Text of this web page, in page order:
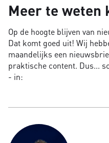
Meer te weten
Op de hoogte blijven van
Dat komt goed uit! Wij
maandelijks een
praktische content. Dus...
- in: